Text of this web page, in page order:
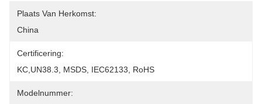
Plaats Van Herkomst:
China
Certificering:
KC,UN38.3, MSDS, IEC62133, RoHS
Modelnummer: